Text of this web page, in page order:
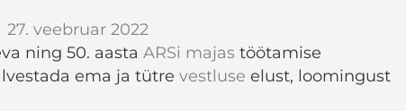
27. veebruar 2022
ning 50. aasta ARSi majas töötamise
ema ja tütre vestluse elust, loomingust